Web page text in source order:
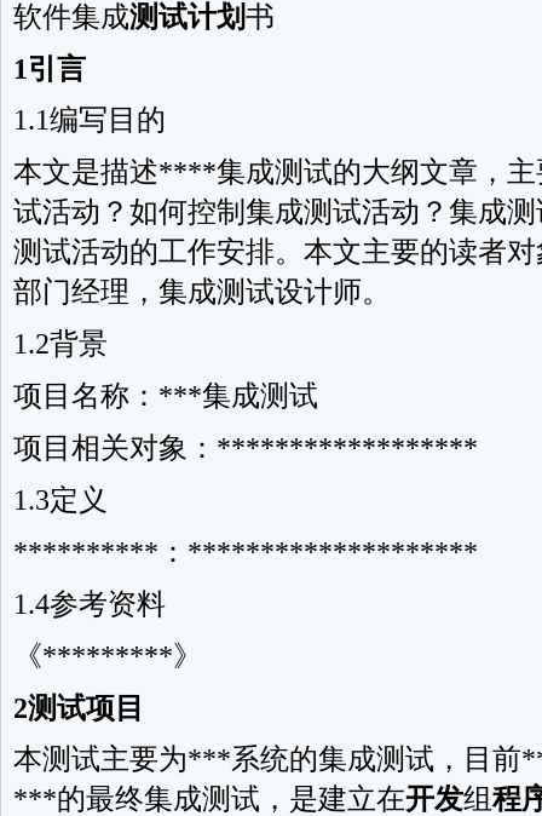
软件集成测试计划书
1引言
1.1编写目的
本文是描述****集成测试的大纲文章，
试活动？如何控制集成测试活动？集成
测试活动的工作安排。本文主要的读者
部门经理，集成测试设计师。
1.2背景
项目名称：***集成测试
项目相关对象：******************
1.3定义
**********：********************
1.4参考资料
《*********》
2测试项目
本测试主要为***系统的集成测试，目前
***的最终集成测试，是建立在开发组程